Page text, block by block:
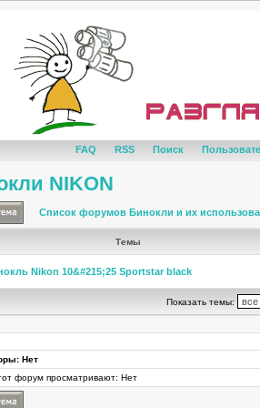
FAQ RSS Поиск
NIKON
Список форумов Бинокли и их
Темы
Nikon 10&#215;25 Sportstar black
Показать темы:
Нет
форум просматривают: Нет